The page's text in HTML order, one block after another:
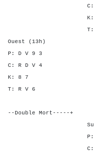
C: 10
K: A
T: 7
Ouest
P: D
C: R D
K: 8
T: R
--Double Mort-----+
Sud
P: A 7
C: 5 |